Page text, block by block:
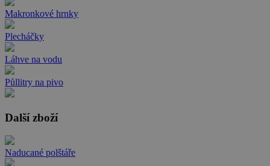
Makronkové hrnky
Plecháčky
Láhve na vodu
Půllitry na pivo
Další zboží
Naducané polštáře